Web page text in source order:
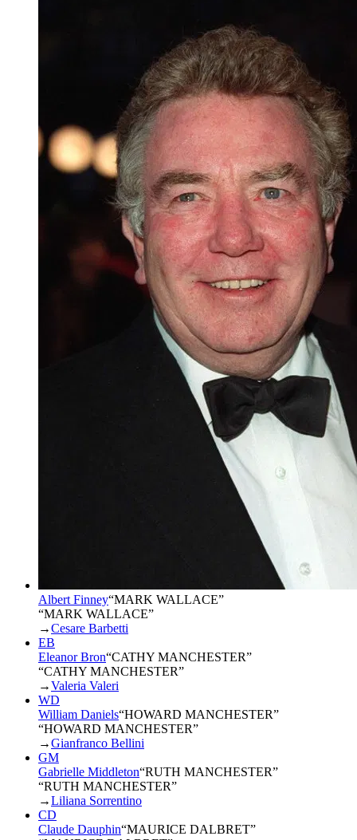
Albert Finney“MARK WALLACE”
“MARK WALLACE”
→Cesare Barbetti
EB
Eleanor Bron“CATHY MANCHESTER”
“CATHY MANCHESTER”
→Valeria Valeri
WD
William Daniels“HOWARD MANCHESTER”
“HOWARD MANCHESTER”
→Gianfranco Bellini
GM
Gabrielle Middleton“RUTH MANCHESTER”
“RUTH MANCHESTER”
→Liliana Sorrentino
CD
Claude Dauphin“MAURICE DALBRET”